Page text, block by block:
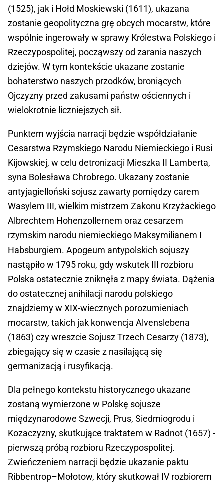
(1525), jak i Hołd Moskiewski (1611), ukazana
zostanie geopolityczna grę obcych mocarstw, które
wspólnie ingerowały w sprawy Królestwa Polskiego i
Rzeczypospolitej, począwszy od zarania naszych
dziejów. W tym kontekście ukazane zostanie
bohaterstwo naszych przodków, broniących
Ojczyzny przed zakusami państw ościennych i
wielokrotnie liczniejszych sił.
Punktem wyjścia narracji będzie współdziałanie
Cesarstwa Rzymskiego Narodu Niemieckiego i Rusi
Kijowskiej, w celu detronizacji Mieszka II Lamberta,
syna Bolesława Chrobrego. Ukazany zostanie
antyjagielloński sojusz zawarty pomiędzy carem
Wasylem III, wielkim mistrzem Zakonu Krzyżackiego
Albrechtem Hohenzollernem oraz cesarzem
rzymskim narodu niemieckiego Maksymilianem I
Habsburgiem. Apogeum antypolskich sojuszy
nastąpiło w 1795 roku, gdy wskutek III rozbioru
Polska ostatecznie zniknęła z mapy świata. Dążenia
do ostatecznej anihilacji narodu polskiego
znajdziemy w XIX-wiecznych porozumieniach
mocarstw, takich jak konwencja Alvenslebena
(1863) czy wreszcie Sojusz Trzech Cesarzy (1873),
zbiegający się w czasie z nasilającą się
germanizacją i rusyfikacją.
Dla pełnego kontekstu historycznego ukazane
zostaną wymierzone w Polskę sojusze
międzynarodowe Szwecji, Prus, Siedmiogrodu i
Kozaczyzny, skutkujące traktatem w Radnot (1657) -
pierwszą próbą rozbioru Rzeczypospolitej.
Zwieńczeniem narracji będzie ukazanie paktu
Ribbentrop–Mołotow, który skutkował IV rozbiorem